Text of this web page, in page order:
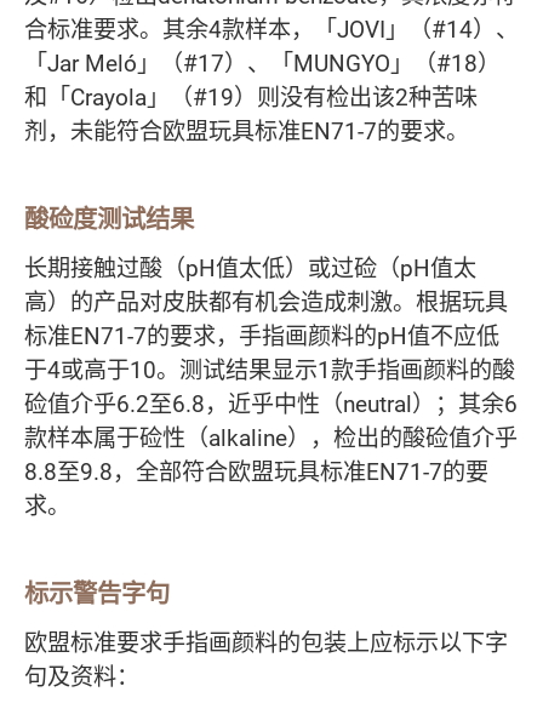
合标准要求。其余4款样本，「JOVI」（#14）、
「Jar Meló」（#17）、「MUNGYO」（#18）
和「Crayola」（#19）则没有检出该2种苦味
剂，未能符合欧盟玩具标准EN71-7的要求。
酸硷度测试结果
长期接触过酸（pH值太低）或过硷（pH值太
高）的产品对皮肤都有机会造成刺激。根据玩具
标准EN71-7的要求，手指画颜料的pH值不应低
于4或高于10。测试结果显示1款手指画颜料的酸
硷值介乎6.2至6.8，近乎中性（neutral）；其余6
款样本属于硷性（alkaline），检出的酸硷值介乎
8.8至9.8，全部符合欧盟玩具标准EN71-7的要
求。
标示警告字句
欧盟标准要求手指画颜料的包装上应标示以下字
句及资料：